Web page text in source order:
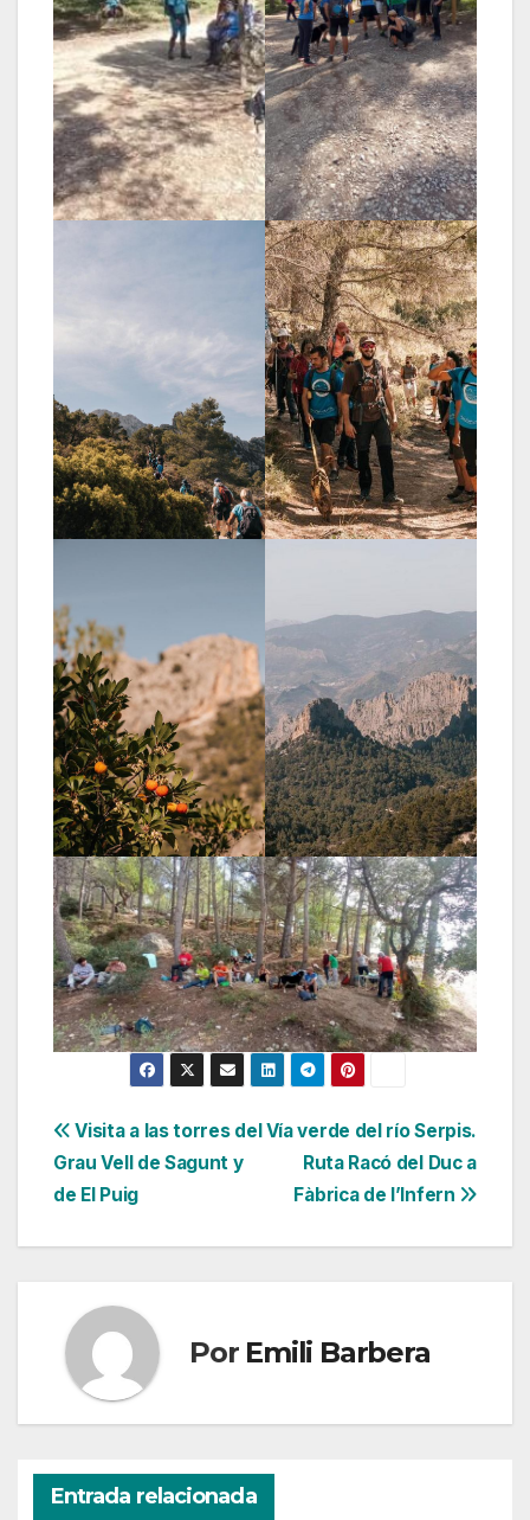
Navegación
de
entradas
Vía verde del río Serpis.
Ruta Racó del Duc a
Fàbrica de l’Infern
Visita a las torres del
Grau Vell de Sagunt y
de El Puig
Por Emili Barbera
Entrada relacionada